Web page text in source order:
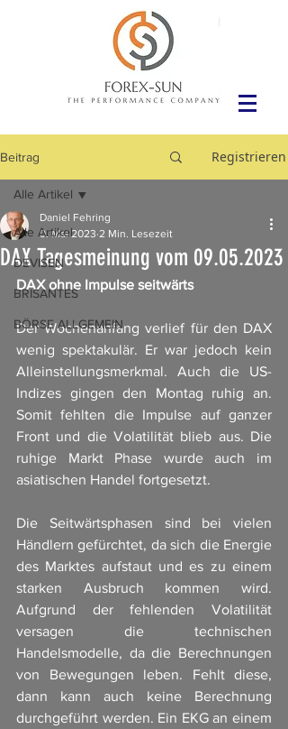
Beitrag Registrieren
Alle Artikel
DEVISEN
BRISANTES
BÖRSE ALLGEMEIN
Alle Artikel
DAX Tagesmeinung vom 09.05.2023
Daniel Fehring
9. Mai 2023 2 Min. Lesezeit
DAX ohne Impulse seitwärts
Der Wochenanfang verlief für den DAX
wenig spektakulär. Er war jedoch kein
Alleinstellungsmerkmal. Auch die US-
Indizes gingen den Montag ruhig an.
Somit fehlten die Impulse auf ganzer
Front und die Volatilität blieb aus. Die
ruhige Markt Phase wurde auch im
asiatischen Handel fortgesetzt.
Die Seitwärtsphasen sind bei vielen
Händlern gefürchtet, da sich die Energie
des Marktes aufstaut und es zu einem
starken Ausbruch kommen wird.
Aufgrund der fehlenden Volatilität
versagen die technischen
Handelsmodelle, da die Berechnungen
von Bewegungen leben. Fehlt diese,
dann kann auch keine Berechnung
durchgeführt werden. Ein EKG an einem